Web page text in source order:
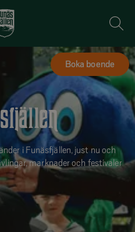
Boka boende
i Funäsfjällen, just nu och
marknader och festivaler